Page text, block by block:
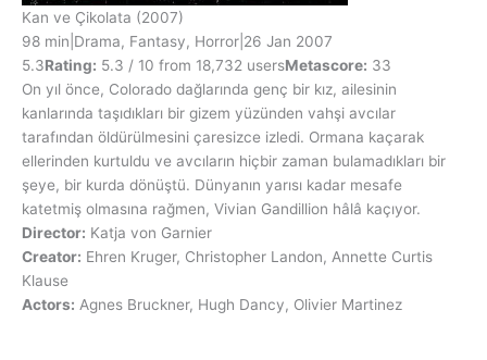
Kan ve Çikolata (2007)
98 min Drama, Fantasy, Horror 26 Jan 2007
5.3Rating: 5.3 / 10 from 18,732 usersMetascore: 33
On yıl önce, Colorado dağlarında genç bir kız, ailesinin
kanlarında taşıdıkları bir gizem yüzünden vahşi avcılar
tarafından öldürülmesini çaresizce izledi. Ormana kaçarak
ellerinden kurtuldu ve avcıların hiçbir zaman bulamadıkları bir
şeye, bir kurda dönüştü. Dünyanın yarısı kadar mesafe
katetmiş olmasına rağmen, Vivian Gandillion hâlâ kaçıyor.
Director: Katja von Garnier
Creator: Ehren Kruger, Christopher Landon, Annette Curtis
Klause
Actors: Agnes Bruckner, Hugh Dancy, Olivier Martinez